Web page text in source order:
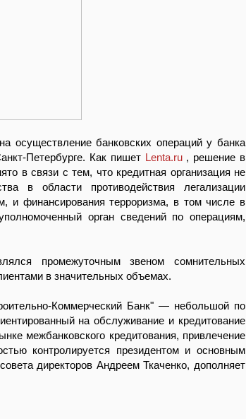
осуществление банковских операций у банка
Петербурге. Как пишет Lenta.ru , решение в
в связи с тем, что кредитная организация не
в области противодействия легализации
и финансирования терроризма, в том числе в
орган сведений по операциям,
промежуточным звеном сомнительных
в значительных объемах.
Коммерческий Банк" — небольшой по
на обслуживание и кредитование
межбанковского кредитования, привлечение
контролируется президентом и основным
директоров Андреем Ткаченко, дополняет